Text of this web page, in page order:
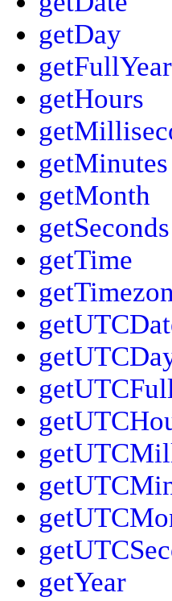
getDay
getFullYear
getHours
getMinutes
getMonth
getSeconds
getTime
getYear